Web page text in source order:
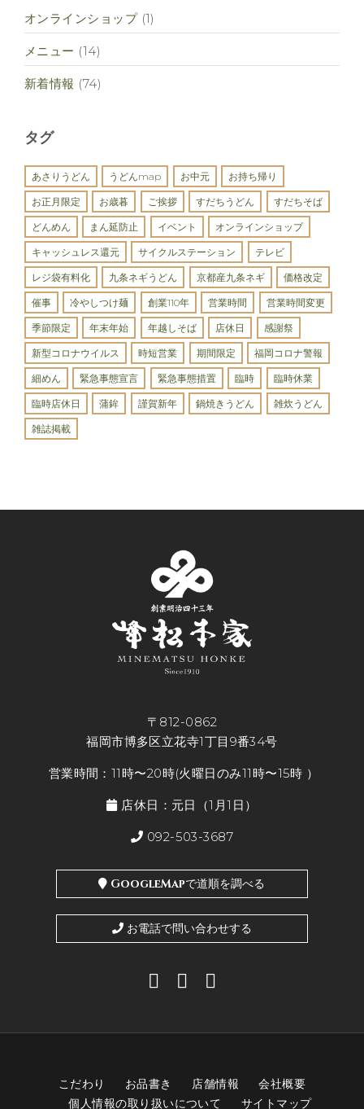
オンラインショップ(1)
メニュー (14)
新着情報 (74)
タグ
あさりうどん うどんmap お中元 お持ち帰り
お正月限定 お歳暮 ご挨拶 すだちうどん すだちそば
どんめん まん延防止 イベント オンラインショップ
キャッシュレス還元 サイクルステーション テレビ
レジ袋有料化 九条ネギうどん 京都産九条ネギ 価格改定
催事 冷やしつけ麺 創業110年 営業時間 営業時間変更
季節限定 年末年始 年越しそば 店休日 感謝祭
新型コロナウイルス 時短営業 期間限定 福岡コロナ警報
細めん 緊急事態宣言 緊急事態措置 臨時 臨時休業
臨時店休日 蒲鉾 謹賀新年 鍋焼きうどん 雑炊うどん
雑誌掲載
〒812-0862
福岡市博多区立花寺1丁目9番34号
営業時間：11時〜20時(火曜日のみ11時〜15時 ）
店休日：元日（1月1日）
092-503-3687
GoogleMapで道順を調べる
お電話で問い合わせする
こだわり お品書き 店舗情報
会社概要
個人情報の取り扱いについて
サイトマップ